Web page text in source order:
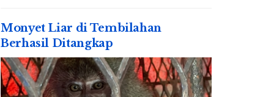
Monyet Liar di Tembilahan
Berhasil Ditangkap